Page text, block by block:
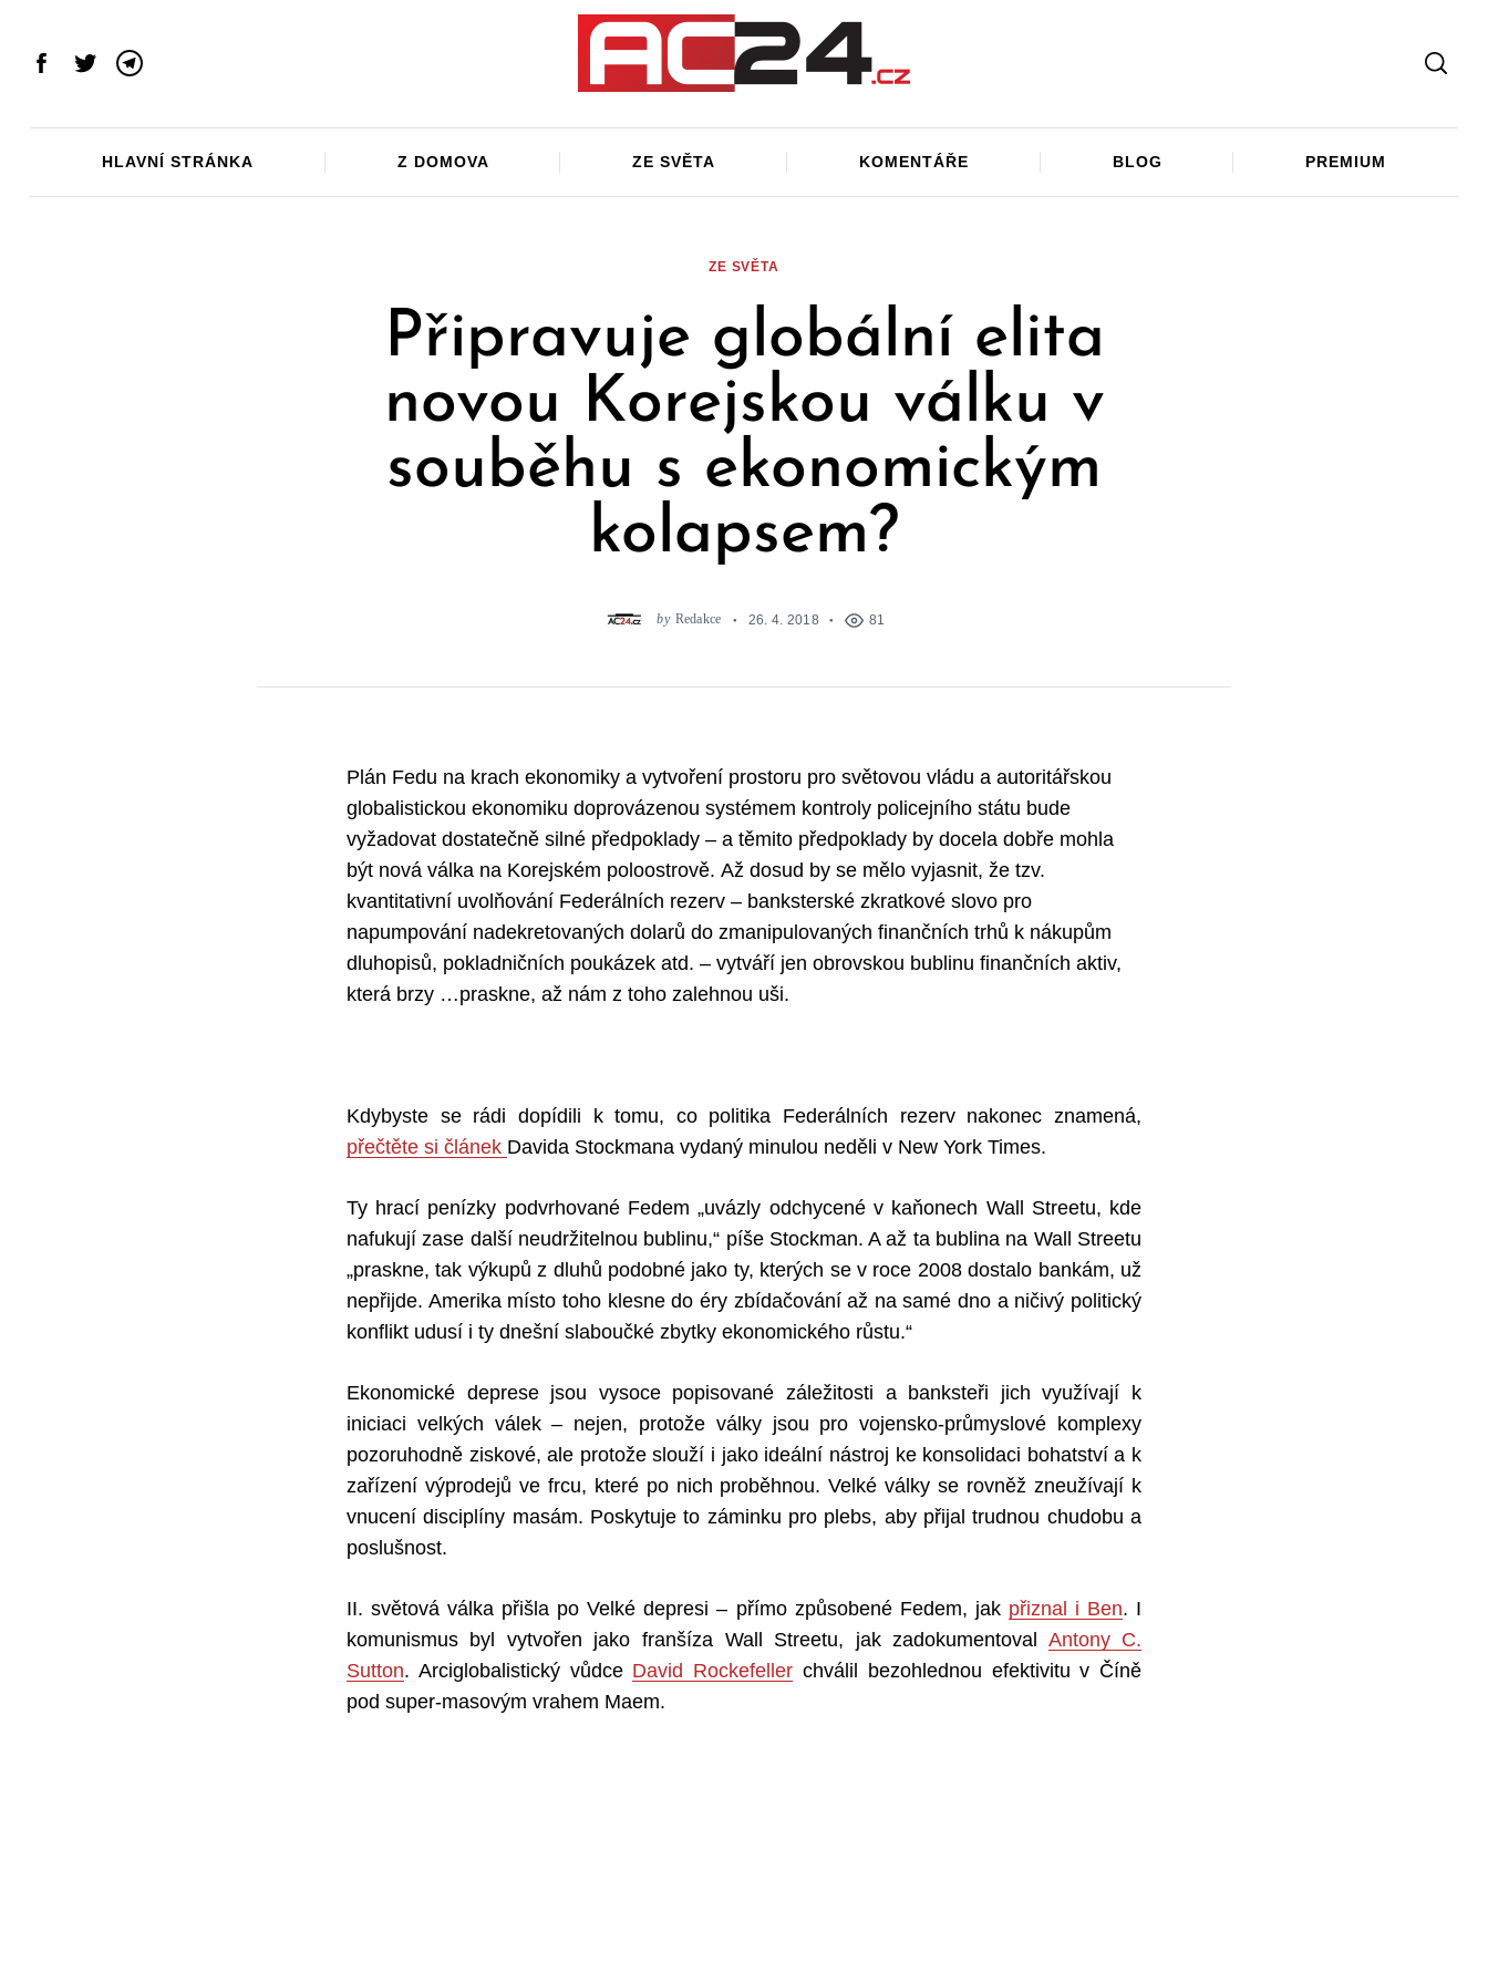
contentFacebook
TwitterTelegram
HLAVNÍ STRÁNKA Z DOMOVA ZE SVĚTA KOMENTÁŘE BLOG PREMIUM
ZE SVĚTA
Připravuje globální elita
novou Korejskou válku v
souběhu s ekonomickým
kolapsem?
by Redakce 26. 4. 2018 81
Plán Fedu na krach ekonomiky a vytvoření prostoru pro světovou vládu a autoritářskou
globalistickou ekonomiku doprovázenou systémem kontroly policejního státu bude
vyžadovat dostatečně silné předpoklady – a těmito předpoklady by docela dobře mohla
být nová válka na Korejském poloostrově. Až dosud by se mělo vyjasnit, že tzv.
kvantitativní uvolňování Federálních rezerv – banksterské zkratkové slovo pro
napumpování nadekretovaných dolarů do zmanipulovaných finančních trhů k nákupům
dluhopisů, pokladničních poukázek atd. – vytváří jen obrovskou bublinu finančních aktiv,
která brzy …praskne, až nám z toho zalehnou uši.
Kdybyste se rádi dopídili k tomu, co politika Federálních rezerv nakonec znamená,
přečtěte si článek Davida Stockmana vydaný minulou neděli v New York Times.
Ty hrací penízky podvrhované Fedem „uvázly odchycené v kaňonech Wall Streetu, kde
nafukují zase další neudržitelnou bublinu,“ píše Stockman. A až ta bublina na Wall Streetu
„praskne, tak výkupů z dluhů podobné jako ty, kterých se v roce 2008 dostalo bankám, už
nepřijde. Amerika místo toho klesne do éry zbídačování až na samé dno a ničivý politický
konflikt udusí i ty dnešní slaboučké zbytky ekonomického růstu.“
Ekonomické deprese jsou vysoce popisované záležitosti a banksteři jich využívají k
iniciaci velkých válek – nejen, protože války jsou pro vojensko-průmyslové komplexy
pozoruhodně ziskové, ale protože slouží i jako ideální nástroj ke konsolidaci bohatství a k
zařízení výprodejů ve frcu, které po nich proběhnou. Velké války se rovněž zneužívají k
vnucení disciplíny masám. Poskytuje to záminku pro plebs, aby přijal trudnou chudobu a
poslušnost.
II. světová válka přišla po Velké depresi – přímo způsobené Fedem, jak přiznal i Ben. I
komunismus byl vytvořen jako franšíza Wall Streetu, jak zadokumentoval Antony C.
Sutton. Arciglobalistický vůdce David Rockefeller chválil bezohlednou efektivitu v Číně
pod super-masovým vrahem Maem.